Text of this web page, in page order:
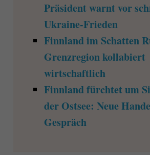
Präsident warnt vor
Ukraine-Frieden
Finnland im Schatten
Grenzregion kollabiert
wirtschaftlich
Finnland fürchtet um
der Ostsee: Neue
Gespräch